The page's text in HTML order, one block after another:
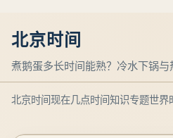
北京时间
煮鹅蛋多长时间能熟？冷水下锅
北京时间现在几点时间知识专题世界